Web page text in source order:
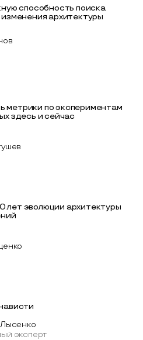
способность поиска
архитектуры
метрики по экспериментам
здесь и сейчас
лет эволюции архитектуры
эксперт